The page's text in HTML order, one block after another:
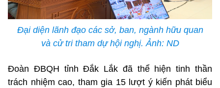
Đại diện lãnh đạo các sở, ban, ngành hữu quan
và cử tri tham dự hội nghị. Ảnh: ND
Đoàn ĐBQH tỉnh Đắk Lắk đã thể hiện tinh thần
trách nhiệm cao, tham gia 15 lượt ý kiến phát biểu